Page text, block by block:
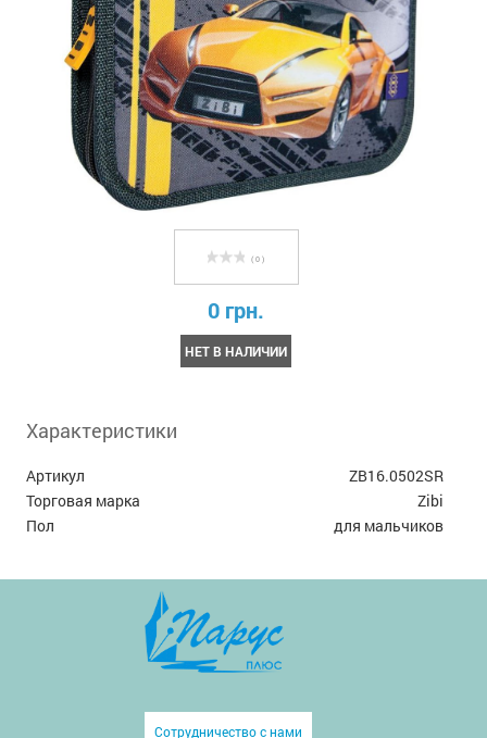
( 0 )
0 грн.
НЕТ В НАЛИЧИИ
Характеристики
Артикул
ZB16.0502SR
Торговая марка
Zibi
Пол
для мальчиков
Сотрудничество с нами